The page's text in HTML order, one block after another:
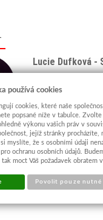
Lucie Dufková -
Email:
Showroom
Jungmannova
Po-Pá: po
používá cookies
cookies, které naše
popsané níže v tabulce.
výkonu vašich práv v
jejíž stránky procházíte,
myslíte, že s osobními údaji
ochranu osobních údajů.
tak moct Váš požadavek obratem
Povolit pouze nutné